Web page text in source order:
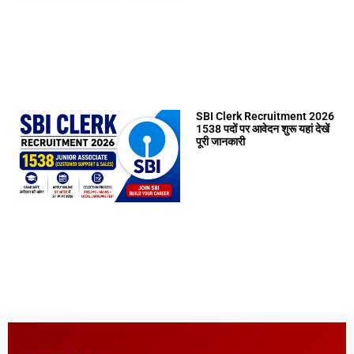
SBI Clerk Recruitment 2026
1538 पदों पर आवेदन शुरू यहां देखें
पूरी जानकारी